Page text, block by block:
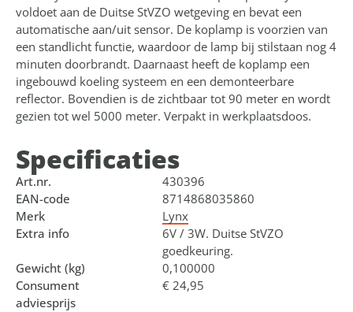
voldoet aan de Duitse StVZO wetgeving en bevat een
automatische aan/uit sensor. De koplamp is voorzien van
een standlicht functie, waardoor de lamp bij stilstaan nog 4
minuten doorbrandt. Daarnaast heeft de koplamp een
ingebouwd koeling systeem en een demonteerbare
reflector. Bovendien is de zichtbaar tot 90 meter en wordt
gezien tot wel 5000 meter. Verpakt in werkplaatsdoos.
Specificaties
Art.nr.
430396
EAN-code
8714868035860
Merk
Lynx
Extra info
6V / 3W. Duitse StVZO
goedkeuring.
Gewicht (kg)
0,100000
Consument
adviesprijs
€ 24,95